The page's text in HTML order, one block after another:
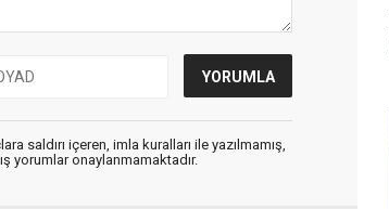
saldırı içeren, imla kuralları ile yazılmamış,
yorumlar onaylanmamaktadır.